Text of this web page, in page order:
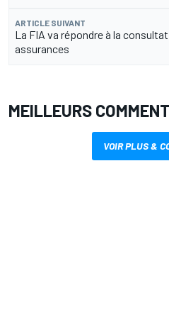
ARTICLE SUIVANT
La FIA va répondre à la
assurances
MEILLEURS
VOIR PLUS &